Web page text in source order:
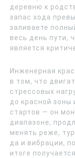
деревню к
запас хода
заливаете
весь день пути,
является
Инженерная
в том, что
стрессовых
до красной зоны
стартов — он
диапазоне,
менять реже,
да и вибрации,
итоге